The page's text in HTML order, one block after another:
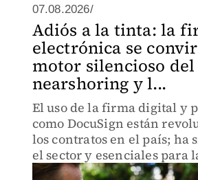
07.08.2026/
Adiós a la tinta: la
electrónica se
motor silencioso del
nearshoring y l...
El uso de la firma digital y
como DocuSign están
los contratos en el país; ha
el sector y esenciales para
competitividad en la era